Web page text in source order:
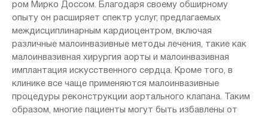
ром Мирко Доссом. Благодаря своему обширному
опыту он расширяет спектр услуг, предлагаемых
междисциплинарным кардиоцентром, включая
различные малоинвазивные методы лечения, такие как
малоинвазивная хирургия аорты и малоинвазивная
имплантация искусственного сердца. Кроме того, в
клинике все чаще применяются малоинвазивные
процедуры реконструкции аортального клапана. Таким
образом, многие пациенты могут быть избавлены от